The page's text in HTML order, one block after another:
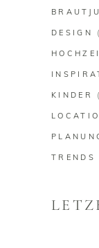
DESIGN
KINDER
TRENDS